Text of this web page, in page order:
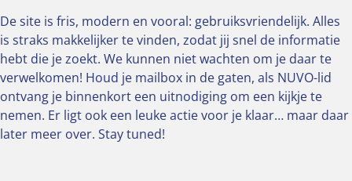
De site is fris, modern en vooral: gebruiksvriendelijk. Alles
is straks makkelijker te vinden, zodat jij snel de informatie
hebt die je zoekt. We kunnen niet wachten om je daar te
verwelkomen! Houd je mailbox in de gaten, als NUVO-lid
ontvang je binnenkort een uitnodiging om een kijkje te
nemen. Er ligt ook een leuke actie voor je klaar… maar daar
later meer over. Stay tuned!